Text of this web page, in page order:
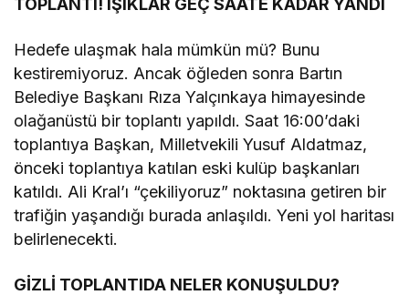
Hedefe ulaşmak hala mümkün mü? Bunu
kestiremiyoruz. Ancak öğleden sonra Bartın
Belediye Başkanı Rıza Yalçınkaya himayesinde
olağanüstü bir toplantı yapıldı. Saat 16:00’daki
toplantıya Başkan, Milletvekili Yusuf Aldatmaz,
önceki toplantıya katılan eski kulüp başkanları
katıldı. Ali Kral’ı “çekiliyoruz” noktasına getiren bir
trafiğin yaşandığı burada anlaşıldı. Yeni yol haritası
belirlenecekti.
GİZLİ TOPLANTIDA NELER KONUŞULDU?